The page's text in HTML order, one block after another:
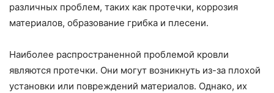
различных проблем, таких как протечки, коррозия
материалов, образование грибка и плесени.
Наиболее распространенной проблемой кровли
являются протечки. Они могут возникнуть из-за плохой
установки или повреждений материалов. Однако, их